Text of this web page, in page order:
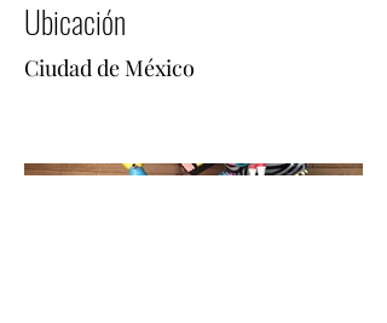
Ubicación
Ciudad de México